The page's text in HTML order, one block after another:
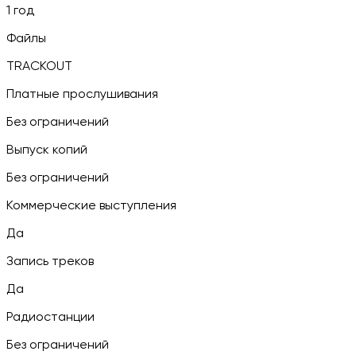
1 год
Файлы
TRACKOUT
Платные прослушивания
Без ограничений
Выпуск копий
Без ограничений
Коммерческие выступления
Да
Запись треков
Да
Радиостанции
Без ограничений